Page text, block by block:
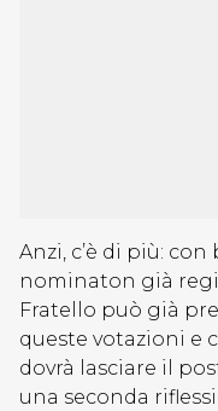
Anzi, c’è di più:
nominaton già
Fratello può già
queste votazioni e
dovrà lasciare il
una seconda